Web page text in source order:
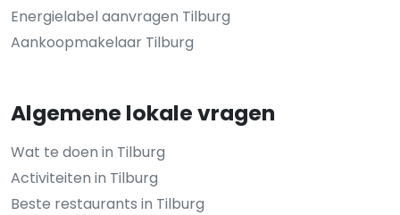
Energielabel aanvragen Tilburg
Aankoopmakelaar Tilburg
Algemene lokale vragen
Wat te doen in Tilburg
Activiteiten in Tilburg
Beste restaurants in Tilburg